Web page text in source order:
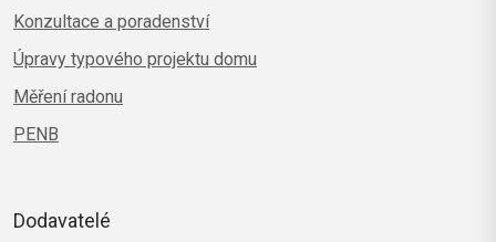
Konzultace a poradenství
Úpravy typového projektu domu
Měření radonu
PENB
Dodavatelé